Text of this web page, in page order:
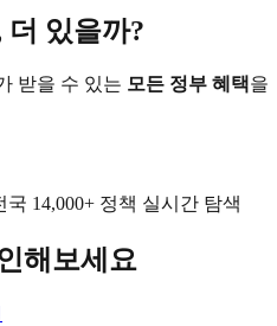
더 있을까?
받을 수 있는 모든 정부 혜택을
14,000+ 정책 실시간 탐색
해보세요